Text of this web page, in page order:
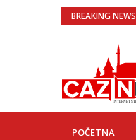
BREAKING NEWS
NAVIGATION
POČETNA